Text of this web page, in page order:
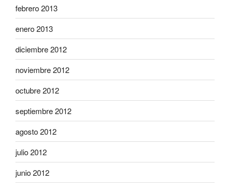
febrero 2013
enero 2013
diciembre 2012
noviembre 2012
octubre 2012
septiembre 2012
agosto 2012
julio 2012
junio 2012